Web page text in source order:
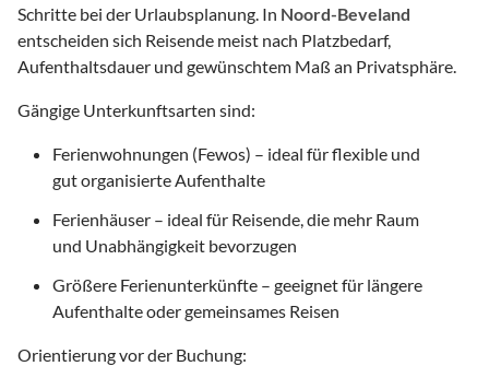
Schritte bei der Urlaubsplanung. In Noord-Beveland
entscheiden sich Reisende meist nach Platzbedarf,
Aufenthaltsdauer und gewünschtem Maß an Privatsphäre.
Gängige Unterkunftsarten sind:
Ferienwohnungen (Fewos) – ideal für flexible und
gut organisierte Aufenthalte
Ferienhäuser – ideal für Reisende, die mehr Raum
und Unabhängigkeit bevorzugen
Größere Ferienunterkünfte – geeignet für längere
Aufenthalte oder gemeinsames Reisen
Orientierung vor der Buchung: